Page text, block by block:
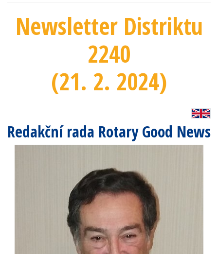
Newsletter Distriktu
2240
(21. 2. 2024)
Redakční rada Rotary Good News